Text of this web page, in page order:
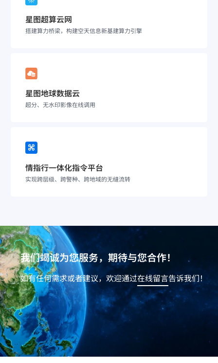
星图超算云网
搭建算力桥梁，构建空天信息新基建算力引擎
星图地球数据云
超分、无水印影像在线调用
情指行一体化指令平台
实现跨层级、跨警种、跨地域的无缝流转
我们竭诚为您服务，期待与您合作！
如有任何需求或者建议，欢迎通过在线留言告诉我们！